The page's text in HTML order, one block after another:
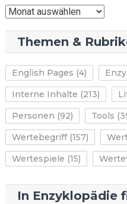
News-
Themen &
English Pages (4)
Interne Inhalte (213)
Personen (92) Tools
Wertebegriff(157)
Wertespiele (15)
In Enzyklopädie